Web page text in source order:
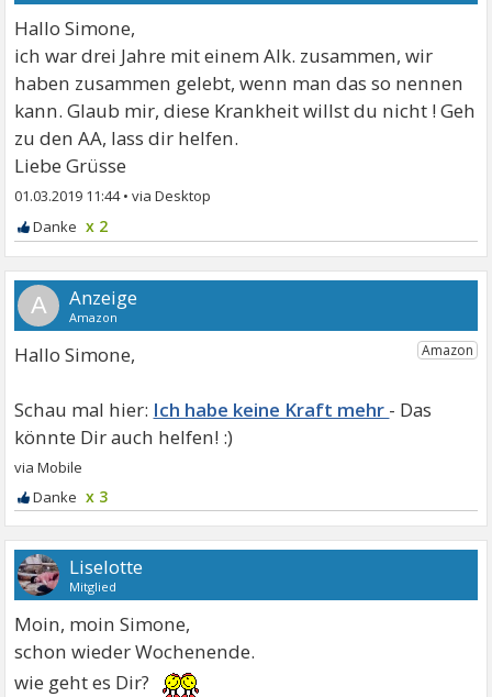
Hallo Simone,
ich war drei Jahre mit einem Alk. zusammen, wir
haben zusammen gelebt, wenn man das so nennen
kann. Glaub mir, diese Krankheit willst du nicht ! Geh
zu den AA, lass dir helfen.
Liebe Grüsse
01.03.2019 11:44•
x 2
A
Hallo Simone,
Ich habe keine Kraft mehr
x 3
Liselotte
Mitglied
Moin, moin Simone,
schon wieder Wochenende.
wie geht es Dir?